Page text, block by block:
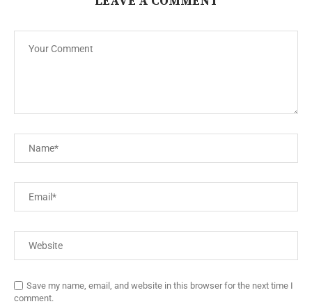
Save my name, email, and website in this browser for the next time I
comment.